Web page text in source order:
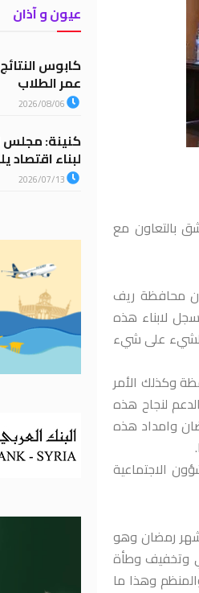
بالتعاون مع
أن محافظة ريف
لابناء هذه
الشيء على شيء
وكذلك الأمر
لنجاح هذه
وامداد هذه
الاجتماعية
شهر رمضان وهو
وتخفيف وطأة
وهذا ما
عيون و آذان
عمر الطلاب
2026/08/06
كنينة: مجلس
لبناء اقتصاد
2026/07/13